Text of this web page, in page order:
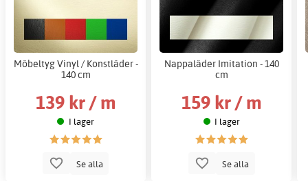
Möbeltyg Vinyl / Konstläder -
140 cm
139 kr / m
I lager
Se alla
Nappaläder Imitation - 140
cm
159 kr / m
I lager
Se alla